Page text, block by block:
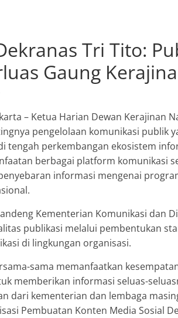
Tri Tito:
Gaung
– Ketua Harian Dewan Kerajinan
pengelolaan komunikasi publik
tengah perkembangan ekosistem
berbagai platform komunikasi
informasi mengenai
Kementerian Komunikasi dan
publikasi melalui pembentukan
di lingkungan organisasi.
sama memanfaatkan
memberikan informasi seluas-
dari kementerian dan lembaga
Pembuatan Konten Media Sosial